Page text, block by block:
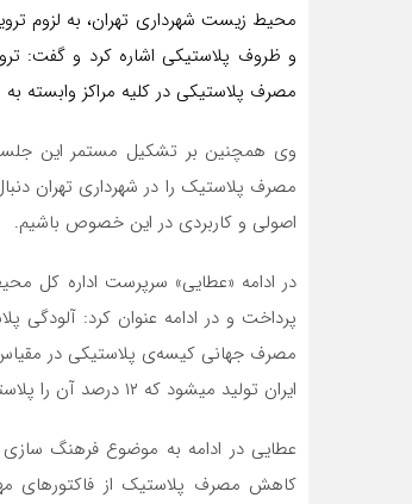
محیط زیست شهرداری تهران، به لزوم
و ظروف پلاستیکی اشاره کرد و گفت:
مصرف پلاستیکی در کلیه مراکز وابسته به
وی همچنین بر تشکیل مستمر این
مصرف پلاستیک را در شهرداری تهران
اصولی و کاربردی در این خصوص باشیم.
در ادامه «عطایی» سرپرست اداره کل
پرداخت و در ادامه عنوان کرد:
ایران تولید میشود که ۱۲ درصد آن را پلاستیک تشکیل میدهد.
عطایی در ادامه به موضوع فرهنگ
کاهش مصرف پلاستیک از فاکتورهای